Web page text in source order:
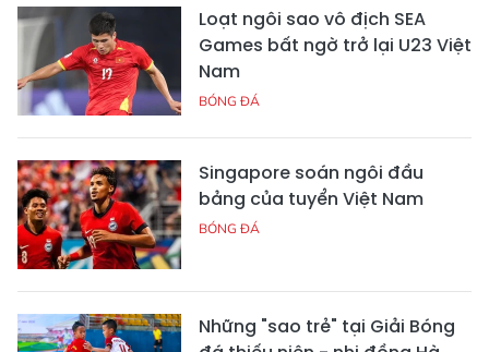
Loạt ngôi sao vô địch SEA
Games bất ngờ trở lại U23 Việt
Nam
BÓNG ĐÁ
Singapore soán ngôi đầu
bảng của tuyển Việt Nam
BÓNG ĐÁ
Những "sao trẻ" tại Giải Bóng